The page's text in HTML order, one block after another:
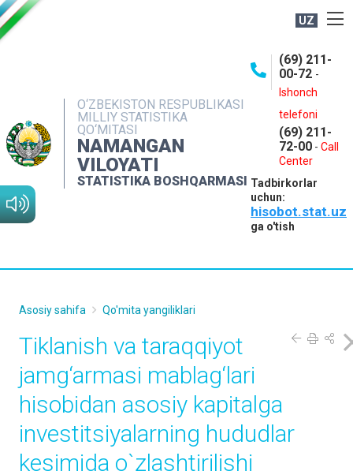
UZ
O‘ZBEKISTON RESPUBLIKASI
MILLIY STATISTIKA
QO‘MITASI
NAMANGAN
VILOYATI
STATISTIKA BOSHQARMASI
(69) 211-
00-72 -
Ishonch
telefoni
(69) 211-
72-00 - Call
Center
Tadbirkorlar
uchun:
hisobot.stat.uz
ga o'tish
NASHRLAR
INTERAKTIV XIZMATLAR
MATBUOT XIZMATI
MUROJAATLAR
Asosiy sahifa Qo'mita yangiliklari
Tiklanish va taraqqiyot
jamg‘armasi mablag‘lari
hisobidan asosiy kapitalga
investitsiyalarning hududlar
kesimida o`zlashtirilishi